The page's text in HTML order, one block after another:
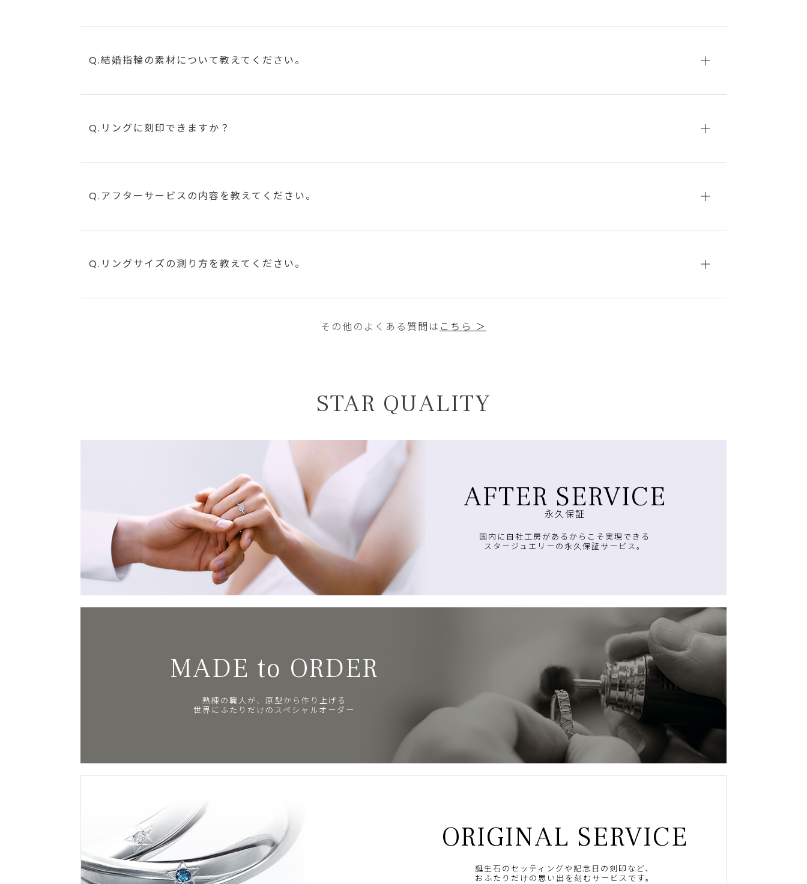
Q.結婚指輪の素材について教えてください。
Q.リングに刻印できますか？
Q.アフターサービスの内容を教えてください。
Q.リングサイズの測り方を教えてください。
その他のよくある質問は こちら ＞
STAR QUALITY
AFTER SERVICE
永久保証
国内に自社工房があるからこそ実現できる
スタージュエリーの永久保証サービス。
MADE to ORDER
熟練の職人が、原型から作り上げる
世界にふたりだけのスペシャルオーダー
ORIGINAL SERVICE
誕生石のセッティングや記念日の刻印など、
おふたりだけの思い出を刻むサービスです。